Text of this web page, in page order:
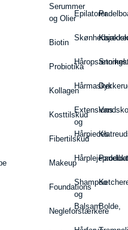
Serummer
og Olier
Biotin
Probiotika
Kollagen
Kosttilskud
Fibertilskud
Makeup
Foundations
Negleforstærkere
Epilatorer
Hårmasker
Extensions
og
Hårpieces
Shampoo
og
Balsam
Vandsko
Bolde,